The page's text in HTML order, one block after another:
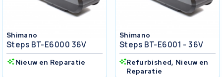
Shimano
Steps BT-E6000 36V
Nieuw en Reparatie
Shimano
Steps BT-E6001 - 36V
Refurbished, Nieuw en
Reparatie